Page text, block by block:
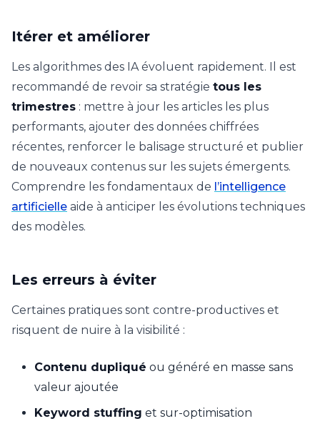
Itérer et améliorer
Les algorithmes des IA évoluent rapidement. Il est
recommandé de revoir sa stratégie tous les
trimestres : mettre à jour les articles les plus
performants, ajouter des données chiffrées
récentes, renforcer le balisage structuré et publier
de nouveaux contenus sur les sujets émergents.
Comprendre les fondamentaux de l’intelligence
artificielle aide à anticiper les évolutions techniques
des modèles.
Les erreurs à éviter
Certaines pratiques sont contre-productives et
risquent de nuire à la visibilité :
Contenu dupliqué ou généré en masse sans
valeur ajoutée
Keyword stuffing et sur-optimisation